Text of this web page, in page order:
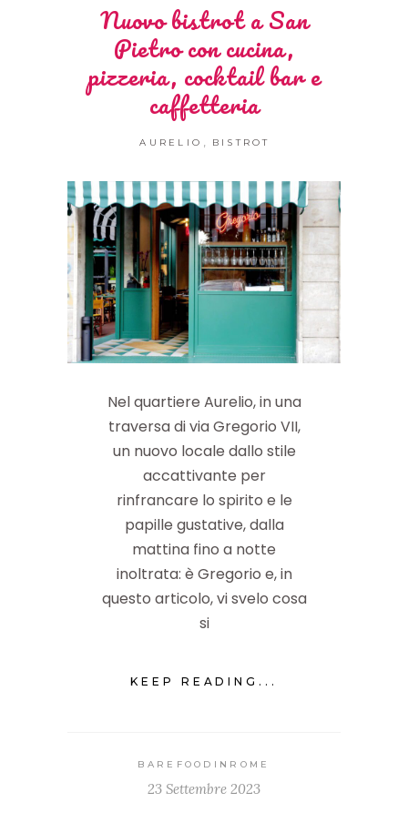
Nuovo bistrot a San
Pietro con cucina,
pizzeria, cocktail bar e
caffetteria
AURELIO , BISTROT
Nel quartiere Aurelio, in una
traversa di via Gregorio VII,
un nuovo locale dallo stile
accattivante per
rinfrancare lo spirito e le
papille gustative, dalla
mattina fino a notte
inoltrata: è Gregorio e, in
questo articolo, vi svelo cosa
si
KEEP READING...
BAREFOODINROME
23 Settembre 2023